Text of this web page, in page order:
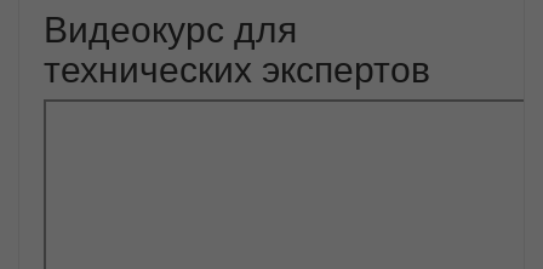
Видеокурс для
технических экспертов